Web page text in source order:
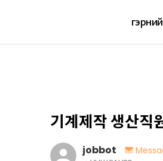
гэр
기계제작 생산직
jobbot